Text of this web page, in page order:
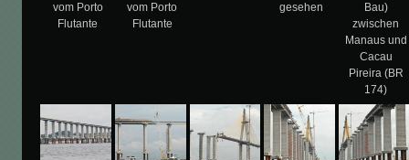
vom Porto
Flutante
vom Porto
Flutante
gesehen
Bau)
zwischen
Manaus und
Cacau
Pireira (BR
174)